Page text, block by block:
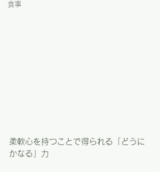
食事
柔軟心を持つことで得られる「どうに
かなる」力